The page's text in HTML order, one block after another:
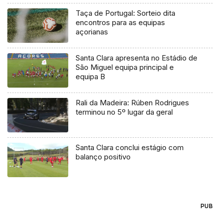
Taça de Portugal: Sorteio dita
encontros para as equipas
açorianas
Santa Clara apresenta no Estádio de
São Miguel equipa principal e
equipa B
Rali da Madeira: Rúben Rodrigues
terminou no 5º lugar da geral
Santa Clara conclui estágio com
balanço positivo
PUB